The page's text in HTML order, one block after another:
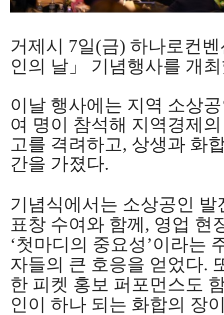
거제시 7일(금) 하나로컨
인의 날 」 기념행사를 개
이날 행사에는 지역 소상
여 명이 참석해 지역경제
고를 격려하고, 상생과 화
간을 가졌다.
기념식에서는 소상공인
표창 수여와 함께 , 영업 현
‘첫마디의 중요성 ’이라는
자들의 큰 호응을 얻었다.
한 피켓 홍보 퍼포먼스도
인이 하나 되는 화합의 장